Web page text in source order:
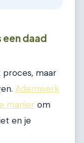
een daad
proces, maar
Ademwerk
manier om
en je